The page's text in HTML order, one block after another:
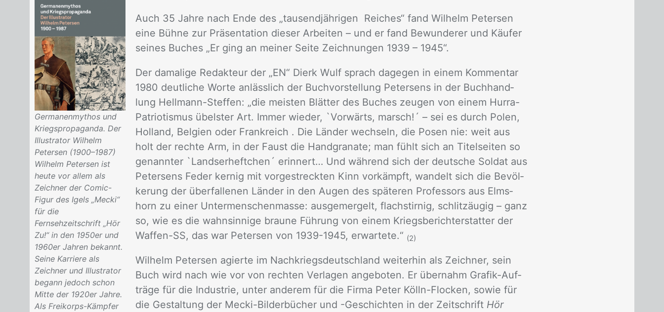
Germanenmythos und
Kriegspropaganda. Der
Illustrator Wilhelm
Petersen (1900–1987)
Wilhelm Petersen ist
heute vor allem als
Zeichner der Comic-
Figur des Igels „Mecki“
für die
Fernsehzeitschrift „Hör
Zu!“ in den 1950er und
1960er Jahren bekannt.
Seine Karriere als
Zeichner und Illustrator
begann jedoch schon
Mitte der 1920er Jahre.
Als Freikorps-Kämpfer
Auch 35 Jah­re nach Ende des „tau­send­jäh­ri­gen Rei­ches“ fand Wil­helm Pe­ter­sen
eine Büh­ne zur Prä­sen­ta­ti­on die­ser Ar­bei­ten – und er fand Be­wun­de­rer und Käu­fer
sei­nes Bu­ches „Er ging an mei­ner Sei­te Zeich­nun­gen 1939 – 1945“.
Der da­ma­li­ge Re­dak­teur der „EN“ Dierk Wulf sprach da­ge­gen in ei­nem Kom­men­tar
1980 deut­li­che Wor­te an­läss­lich der Buch­vor­stel­lung Pe­ter­sens in der Buch­hand­
lung Hell­mann-Stef­fen: „die meis­ten Blät­ter des Bu­ches zeu­gen von ei­nem Hur­ra-
Pa­trio­tis­mus übels­ter Art. Im­mer wie­der, `Vor­wärts, marsch!´ – sei es durch Po­len,
Hol­land, Bel­gi­en oder Frank­reich . Die Län­der wech­seln, die Po­sen nie: weit aus
holt der rech­te Arm, in der Faust die Hand­gra­na­te; man fühlt sich an Ti­tel­sei­ten so
ge­nann­ter `Lands­er­heft­chen´ er­in­nert… Und wäh­rend sich der deut­sche Sol­dat aus
Pe­ter­sens Fe­der ker­nig mit vor­ge­streck­ten Kinn vor­kämpft, wan­delt sich die Be­völ­
ke­rung der über­fal­le­nen Län­der in den Au­gen des spä­te­ren Pro­fes­sors aus Elms­
horn zu ei­ner Un­ter­men­schen­mas­se: aus­ge­mer­gelt, flach­stir­nig, schlitz­äu­gig – ganz
so, wie es die wahn­sin­ni­ge brau­ne Füh­rung von ei­nem Kriegs­be­richt­er­stat­ter der
Waf­fen-SS, das war Pe­ter­sen von 1939-1945, er­war­te­te.“ (2)
Wil­helm Pe­ter­sen agier­te im Nach­kriegs­deutsch­land wei­ter­hin als Zeich­ner, sein
Buch wird nach wie vor von rech­ten Ver­la­gen an­ge­bo­ten. Er über­nahm Gra­fik-Auf­
trä­ge für die In­dus­trie, un­ter an­de­rem für die Fir­ma Pe­ter Kölln-Flo­cken, so­wie für
die Ge­stal­tung der Me­cki-Bil­der­bü­cher und -Ge­schich­ten in der Zeit­schrift Hör